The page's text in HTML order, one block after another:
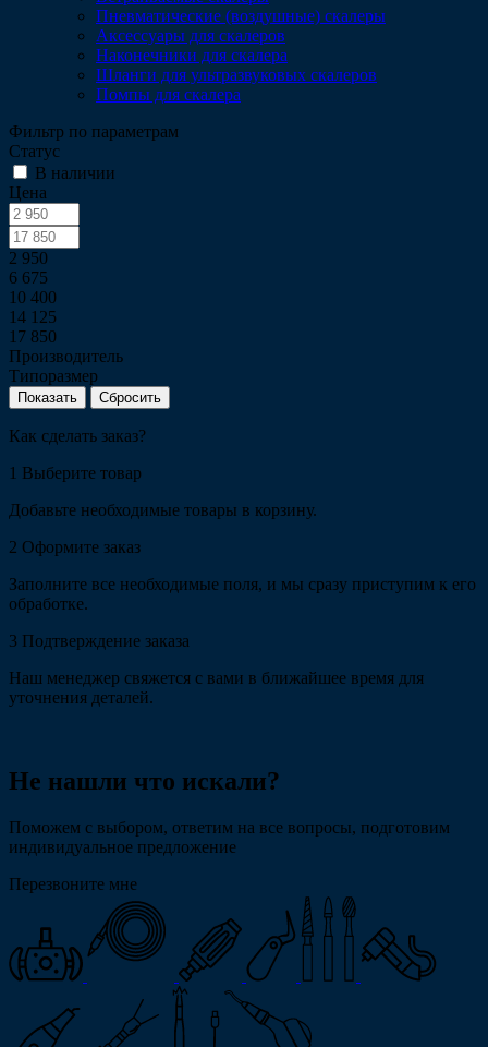
Пневматические (воздушные) скалеры
Аксессуары для скалеров
Наконечники для скалера
Шланги для ультразвуковых скалеров
Помпы для скалера
Фильтр по параметрам
Статус
В наличии
Цена
2 950
6 675
10 400
14 125
17 850
Производитель
Типоразмер
Сбросить
Как сделать заказ?
1 Выберите товар
Добавьте необходимые товары в корзину.
2 Оформите заказ
Заполните все необходимые поля, и мы сразу приступим к его
обработке.
3 Подтверждение заказа
Наш менеджер свяжется с вами в ближайшее время для
уточнения деталей.
Не нашли что искали?
Поможем с выбором, ответим на все вопросы, подготовим
индивидуальное предложение
Перезвоните мне